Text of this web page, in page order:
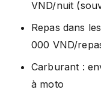
VND/nuit
Repas dans
000 VND/
Carburant :
à moto